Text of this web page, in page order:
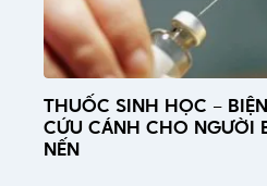
THUỐC SINH HỌC –
CỨU CÁNH CHO NGƯỜI
NẾN